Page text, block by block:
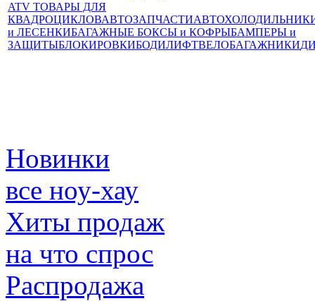
ATV ТОВАРЫ ДЛЯ
КВАДРОЦИКЛОВАВТОЗАПЧАСТИ
и ЛЕСЕНКИБАГАЖНЫЕ БОКСЫ и КОФРЫБАМПЕРЫ и
ЗАЩИТЫБЛОКИРОВКИБОДИЛИФТВЕЛОБАГАЖНИКИ
Новинки
все ноу-хау
Хиты продаж
на что спрос
Распродажа